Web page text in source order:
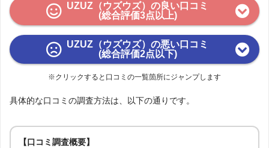
UZUZ（ウズウズ）の良い口コミ
(総合評価3点以上)
UZUZ（ウズウズ）の悪い口コミ
(総合評価2点以下)
※クリックすると口コミの一覧箇所にジャンプします
具体的な口コミの調査方法は、以下の通りです。
【口コミ調査概要】